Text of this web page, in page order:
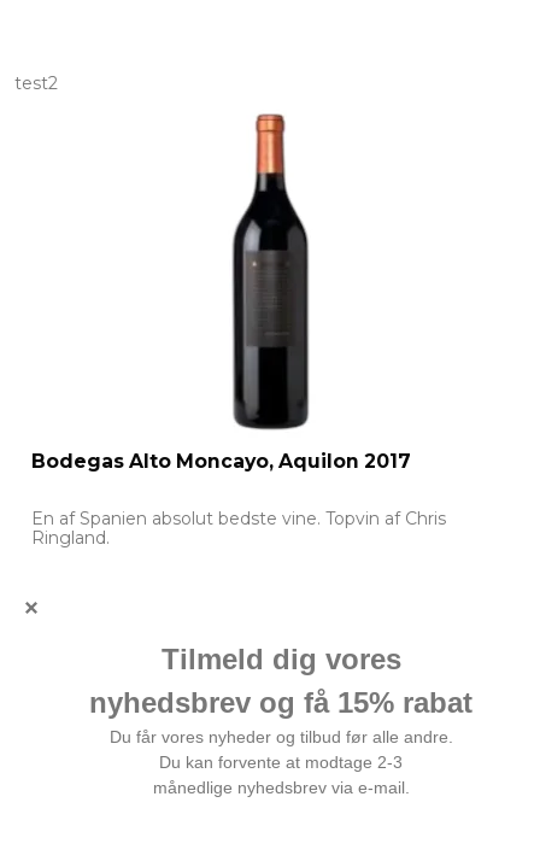
test2
Bodegas Alto Moncayo, Aquilon 2017
En af Spanien absolut bedste vine. Topvin af Chris
Ringland.
Vis produkt
Kunder der har købt dette produkt har